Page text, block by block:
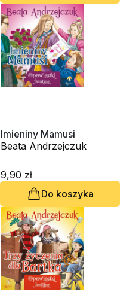
Imieniny Mamusi
Beata Andrzejczuk
9,90 zł
Do koszyka